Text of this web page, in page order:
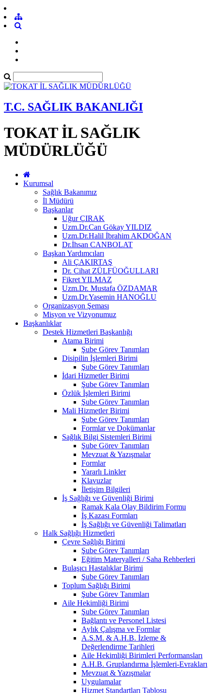
T.C. SAĞLIK BAKANLIĞI
TOKAT İL SAĞLIK
MÜDÜRLÜĞÜ
Kurumsal
Sağlık Bakanımız
İl Müdürü
Başkanlar
Uğur ÇIRAK
Uzm.Dr.Can Gökay YILDIZ
Uzm.Dr.Halil İbrahim AKDOĞAN
Dr.İhsan CANBOLAT
Başkan Yardımcıları
Ali ÇAKIRTAŞ
Dr. Cihat ZÜLFÜOĞULLARI
Fikret YILMAZ
Uzm.Dr. Mustafa ÖZDAMAR
Uzm.Dr.Yasemin HANOĞLU
Organizasyon Şeması
Misyon ve Vizyonumuz
Başkanlıklar
Destek Hizmetleri Başkanlığı
Atama Birimi
Şube Görev Tanımları
Disipilin İşlemleri Birimi
Şube Görev Tanımları
İdari Hizmetler Birimi
Şube Görev Tanımları
Özlük İşlemleri Birimi
Şube Görev Tanımları
Mali Hizmetler Birimi
Şube Görev Tanımları
Formlar ve Dokümanlar
Sağlık Bilgi Sistemleri Birimi
Şube Görev Tanımları
Mevzuat & Yazışmalar
Formlar
Yararlı Linkler
Klavuzlar
İletişim Bilgileri
İş Sağlığı ve Güvenliği Birimi
Ramak Kala Olay Bildirim Formu
İş Kazası Formları
İş Sağlığı ve Güvenliği Talimatları
Halk Sağlığı Hizmetleri
Çevre Sağlığı Birimi
Şube Görev Tanımları
Eğitim Materyalleri / Saha Rehberleri
Bulaşıcı Hastalıklar Birimi
Şube Görev Tanımları
Toplum Sağlığı Birimi
Şube Görev Tanımları
Aile Hekimliği Birimi
Şube Görev Tanımları
Bağlantı ve Personel Listesi
Aylık Çalışma ve Formlar
A.S.M. & A.H.B. İzleme &
Değerlendirme Tarihleri
Aile Hekimliği Birimleri Performansları
A.H.B. Gruplandırma İşlemleri-Evrakları
Mevzuat & Yazışmalar
Uygulamalar
Hizmet Standartları Tablosu